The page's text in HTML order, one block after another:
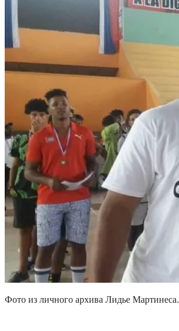
Фото из личного архива Лидье Мартинеса.